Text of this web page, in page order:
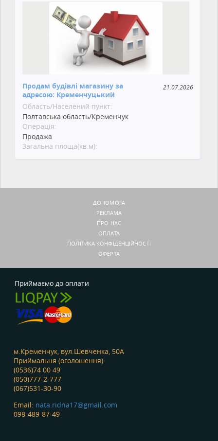
Продам будівлі магазину за
адресою: Кременчуцький
21.07.2026
Область/Населений пункт:
Полтавська область/Кременчук
Операція:
Продажа
Загальна площа(кв.м):
ДОПОМОГА
РЕКЛАМА
ПРО НАС
ОПЛАТА
ПОЛІТИКА КОНФІДЕНЦІЙНОСТІ
ОФЕРТА
Приймаємо до оплати
м.Кременчук, вул.Шевченка, 50А
Приймальня (оголошення):
(0536)74 00 49
(050)777-2-777
(067)531-30-90
Email: nata.ridna17@gmail.com
098-489-87-49